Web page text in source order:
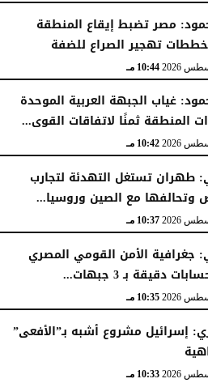
مصر تضبط إيقاع المنطقة
تهجير الصراع للضفة
10:44 مـ
غياب الجبهة العربية الموحدة
المنطقة ثمنًا لاتفاقات القوى...
10:42 مـ
طهران تستغل التهدئة لتجارب
وتحالفها مع الصين وروسيا...
10:37 مـ
جغرافية الأمن القومي المصري
دقيقة بـ 3 جبهات...
10:35 مـ
إسرائيل مشروع أشبه بـ”الأفعى”
10:33 مـ